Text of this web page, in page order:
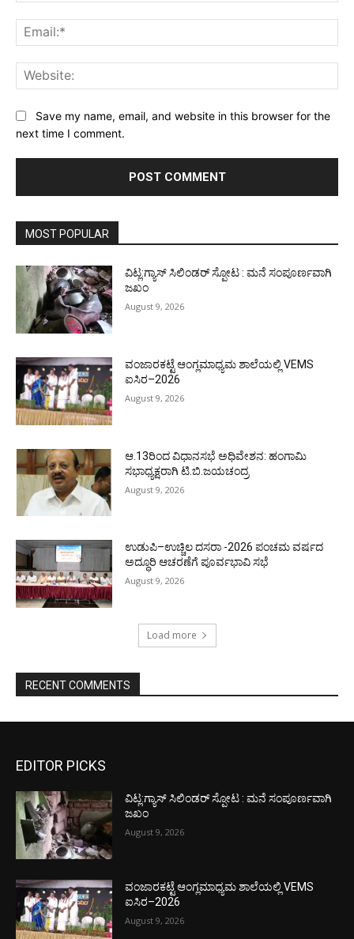
Save my name, email, and website in this browser for the
next time I comment.
MOST POPULAR
ವಿಟ್ಲ:ಗ್ಯಾಸ್ ಸಿಲಿಂಡರ್ ಸ್ಪೋಟ : ಮನೆ ಸಂಪೂರ್ಣವಾಗಿ
ಜಖಂ
August 9, 2026
ವಂಜಾರಕಟ್ಟೆ ಆಂಗ್ಲಮಾಧ್ಯಮ ಶಾಲೆಯಲ್ಲಿ VEMS
ಐಸಿರ–2026
August 9, 2026
ಆ.13ರಿಂದ ವಿಧಾನಸಭೆ ಅಧಿವೇಶನ: ಹಂಗಾಮಿ
ಸಭಾಧ್ಯಕ್ಷರಾಗಿ ಟಿ.ಬಿ.ಜಯಚಂದ್ರ
August 9, 2026
ಉಡುಪಿ–ಉಚ್ಚಿಲ ದಸರಾ -2026 ಪಂಚಮ ವರ್ಷದ
ಅದ್ಧೂರಿ ಆಚರಣೆಗೆ ಪೂರ್ವಭಾವಿ ಸಭೆ
August 9, 2026
Load more
RECENT COMMENTS
EDITOR PICKS
ವಿಟ್ಲ:ಗ್ಯಾಸ್ ಸಿಲಿಂಡರ್ ಸ್ಪೋಟ : ಮನೆ ಸಂಪೂರ್ಣವಾಗಿ
ಜಖಂ
August 9, 2026
ವಂಜಾರಕಟ್ಟೆ ಆಂಗ್ಲಮಾಧ್ಯಮ ಶಾಲೆಯಲ್ಲಿ VEMS
ಐಸಿರ–2026
August 9, 2026